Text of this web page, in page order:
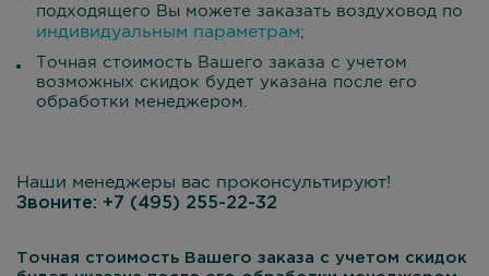
подходящего Вы можете заказать воздуховод по
индивидуальным параметрам;
Точная стоимость Вашего заказа с учетом
возможных скидок будет указана после его
обработки менеджером.
Наши менеджеры вас проконсультируют!
Звоните: +7 (495) 255-22-32
Точная стоимость Вашего заказа с учетом скидок